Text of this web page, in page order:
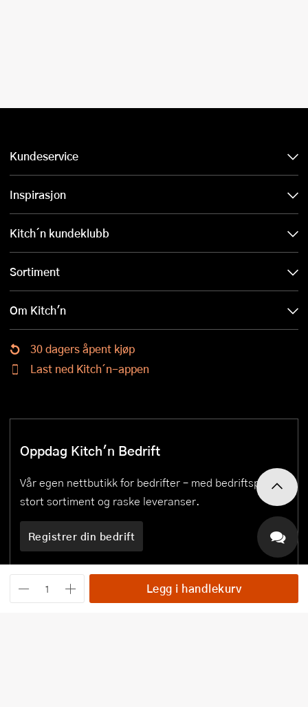
Legg i handlekurv
Kundeservice
Inspirasjon
Kitch´n kundeklubb
Sortiment
Om Kitch'n
30 dagers åpent kjøp
Last ned Kitch´n-appen
Oppdag Kitch'n Bedrift
Vår egen nettbutikk for bedrifter – med bedriftspriser,
stort sortiment og raske leveranser.
Registrer din bedrift